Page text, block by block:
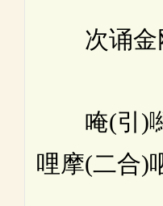
次诵金
唵(引)嚩
哩摩(二合)